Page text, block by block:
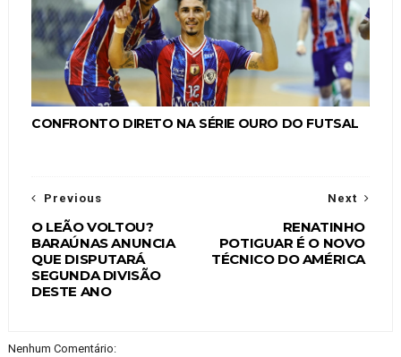
CONFRONTO DIRETO NA SÉRIE OURO DO FUTSAL
Next
RENATINHO
POTIGUAR É O NOVO
TÉCNICO DO AMÉRICA
Previous
O LEÃO VOLTOU?
BARAÚNAS ANUNCIA
QUE DISPUTARÁ
SEGUNDA DIVISÃO
DESTE ANO
Nenhum Comentário: